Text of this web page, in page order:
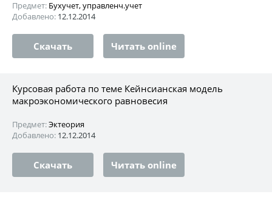
Предмет: Бухучет, управленч.учет
Добавлено: 12.12.2014
Скачать Читать online
Курсовая работа по теме Кейнсианская модель
макроэкономического равновесия
Предмет:Эктеория
Добавлено: 12.12.2014
Скачать Читать online